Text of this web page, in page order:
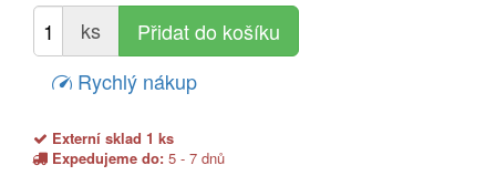
ks
Rychlý nákup
Externí sklad 1 ks
Expedujeme do: 5 - 7 dnů